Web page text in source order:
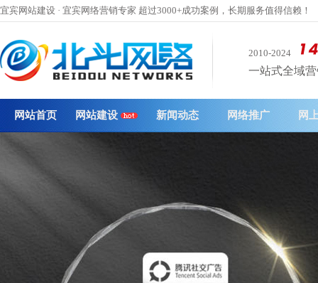
宜宾网站建设 · 宜宾网络营销专家 超过3000+成功案例，长期服务值得信赖！
2010-2024
一站式全域营
网站首页 网站建设 新闻动态 网络推广 网